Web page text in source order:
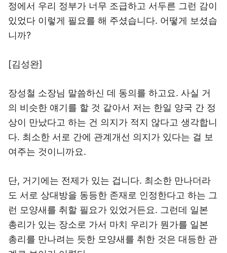
정에서 우리 정부가 너무 조급하고 서두른 그런 감이
있었다 이렇게 필요를 해 주셨습니다. 어떻게 보셨습
니까?
[김성완]
장성철 소장님 말씀하신 데 동의를 하고요. 사실 거
의 비슷한 얘기를 할 것 같아서 저는 한일 양국 간 정
상이 만났다고 하는 건 의지가 적지 않다고 생각합니
다. 최소한 서로 간에 관계개선 의지가 있다는 걸 보
여주는 것이니까요.
단, 거기에는 전제가 있는 겁니다. 최소한 만나더라
도 서로 상대방을 동등한 존재로 인정한다고 하는 그
런 모양새를 취할 필요가 있었거든요. 그런데 일본
총리가 있는 장소로 가서 마치 우리가 뭔가를 일본
총리를 만나려는 듯한 모양새를 취한 것은 대등한 관